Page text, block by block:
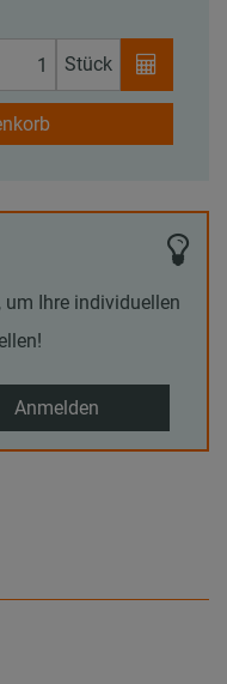
Stück
Ihre individuellen
Anmelden